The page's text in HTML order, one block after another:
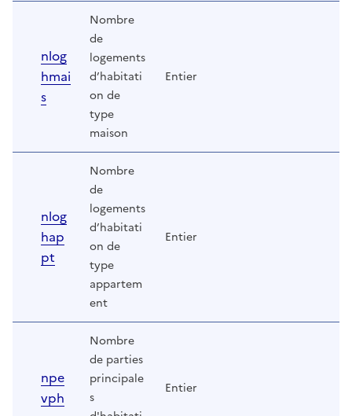
nlog
hmai
s
Nombre
de
logements
d’habitati
on de
type
maison
Entier
nlog
hap
pt
Nombre
de
logements
d’habitati
on de
type
appartem
ent
Entier
npe
vph
Nombre
de parties
principale
s
Entier